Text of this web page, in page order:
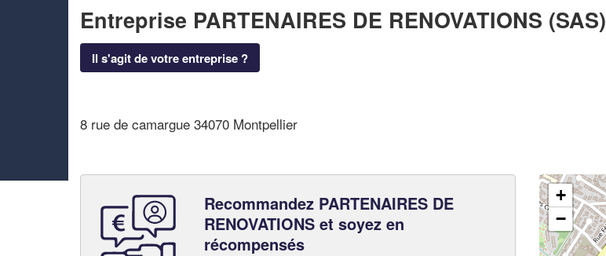
Entreprise PARTENAIRES DE RENOVATIONS (SAS)
Il s'agit de votre entreprise ?
8 rue de camargue 34070 Montpellier
Recommandez PARTENAIRES DE
RENOVATIONS et soyez en
récompensés
+
−